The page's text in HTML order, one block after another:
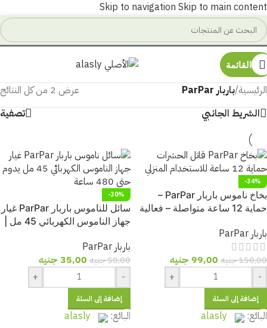
Skip to navigation Skip to main content
القائمة
الرئيسية/باربار ParPar
عرض ⁦2⁩ من كل النتائج
الشريط الجانبي
تصفية
-34%
بخاخ ناموس باربار ParPar –
حماية 12 ساعة متواصلة – فعالية
باربار ParPar
150,00جنيه 99,00 جنيه
-
+
إضافة إلى السلة
البائع: alasly
-30%
سائل للناموس باربار ParPar غيار
جهاز الناموس الكهربائي 45 مل |
البعوض
باربار ParPar
50,00جنيه 35,00 جنيه
-
+
إضافة إلى السلة
البائع: alasly